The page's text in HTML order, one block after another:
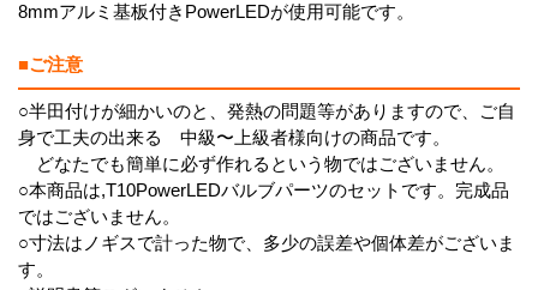
8mmアルミ基板付きPowerLEDが使用可能です。
■ご注意
○半田付けが細かいのと、発熱の問題等がありますので、ご自
身で工夫の出来る 中級〜上級者様向けの商品です。
どなたでも簡単に必ず作れるという物ではございません。
○本商品は,T10PowerLEDバルブパーツのセットです。完成品
ではございません。
○寸法はノギスで計った物で、多少の誤差や個体差がございま
す。